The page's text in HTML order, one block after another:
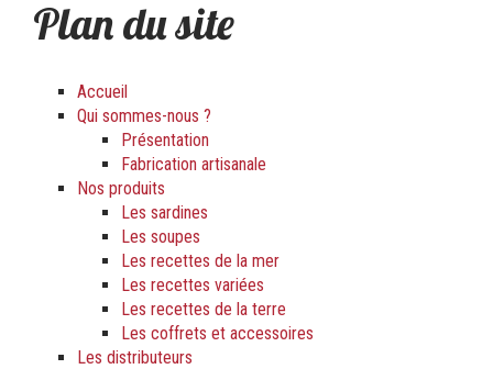
Plan du site
Accueil
Qui sommes-nous ?
Présentation
Fabrication artisanale
Nos produits
Les sardines
Les soupes
Les recettes de la mer
Les recettes variées
Les recettes de la terre
Les coffrets et accessoires
Les distributeurs